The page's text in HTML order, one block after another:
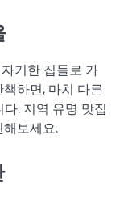
기한 집들로 가
하면, 마치 다른
. 지역 유명 맛집
보세요.